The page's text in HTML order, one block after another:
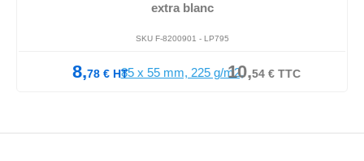
extra blanc
SKU F-8200901 - LP795
8,78 € HT 10,54€TTC